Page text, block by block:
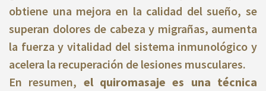
obtiene una mejora en la calidad del sueño, se
superan dolores de cabeza y migrañas, aumenta
la fuerza y vitalidad del sistema inmunológico y
acelera la recuperación de lesiones musculares.
En resumen, el quiromasaje es una técnica